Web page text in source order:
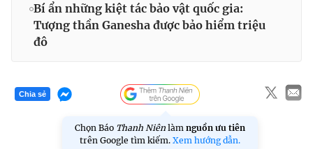
Bí ẩn những kiệt tác bảo vật quốc gia:
Tượng thần Ganesha được bảo hiểm triệu
đô
Chia sẻ
Chọn Báo Thanh Niên làm nguồn ưu tiên
trên Google tìm kiếm. Xem hướng dẫn.